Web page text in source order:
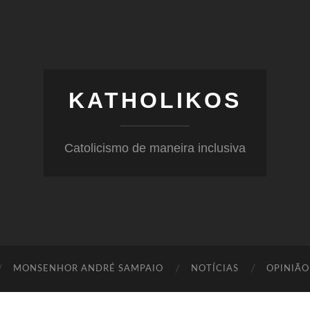
KATHOLIKOS
Catolicismo de maneira inclusiva
MONSENHOR ANDRÉ SAMPAIO NOTÍCIAS OPINIÃO